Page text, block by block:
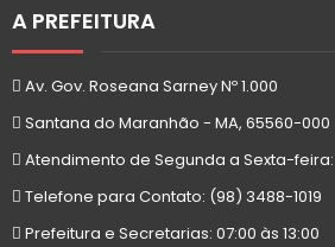
A PREFEITURA
Av. Gov. Roseana Sarney Nº 1.000
Santana do Maranhão - MA, 65560-000
Atendimento de Segunda a Sexta-feira:
Telefone para Contato: (98) 3488-1019
Prefeitura e Secretarias: 07:00 às 13:00